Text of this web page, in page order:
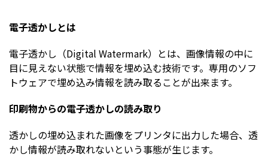
電子透かしとは
電子透かし（Digital Watermark）とは、画像情報の中に
目に見えない状態で情報を埋め込む技術です。専用のソフ
トウェアで埋め込み情報を読み取ることが出来ます。
印刷物からの電子透かしの読み取り
透かしの埋め込まれた画像をプリンタに出力した場合、透
かし情報が読み取れないという事態が生じます。